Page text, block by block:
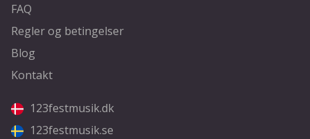
FAQ
Regler og betingelser
Blog
Kontakt
123festmusik.dk
123festmusik.se